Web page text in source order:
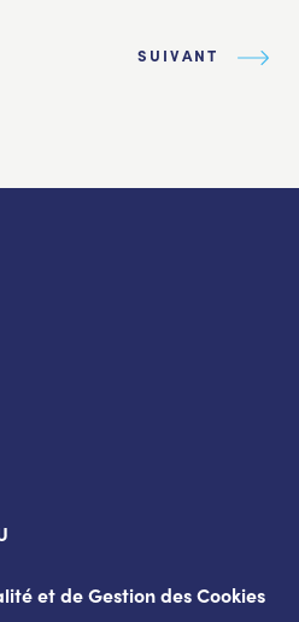
SUIVANT
et de Gestion des Cookies